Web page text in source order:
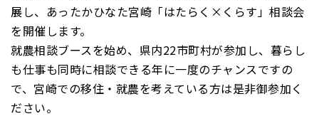
展し、あったかひなた宮崎「はたらく×くらす」相談会
を開催します。
就農相談ブースを始め、県内22市町村が参加し、暮らし
も仕事も同時に相談できる年に一度のチャンスですの
で、宮崎での移住・就農を考えている方は是非御参加く
ださい。